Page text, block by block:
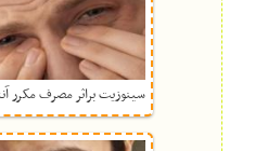
سینوزیت براثر مصرف مکرر